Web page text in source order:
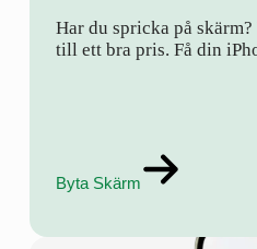
Har du spricka på
till ett bra pris. Få din
Byta Skärm